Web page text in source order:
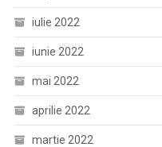
iulie 2022
iunie 2022
mai 2022
aprilie 2022
martie 2022